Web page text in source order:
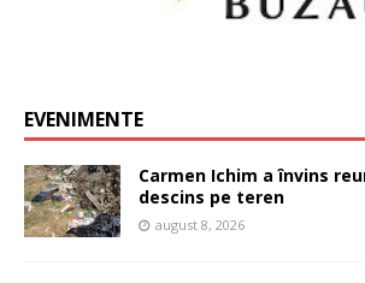
EVENIMENTE
Carmen Ichim a învins
descins pe teren
august 8, 2026